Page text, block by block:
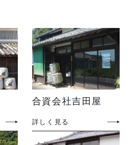
合資会社吉田屋
詳しく見る